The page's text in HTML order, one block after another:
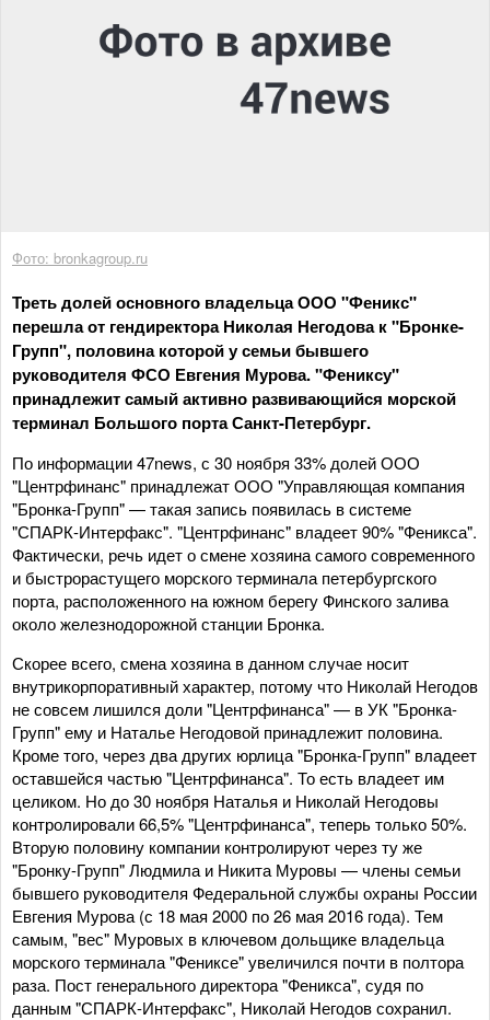
Фото: bronkagroup.ru
Треть долей основного владельца ООО "Феникс"
перешла от гендиректора Николая Негодова к "Бронке-
Групп", половина которой у семьи бывшего
руководителя ФСО Евгения Мурова. "Фениксу"
принадлежит самый активно развивающийся морской
терминал Большого порта Санкт-Петербург.
По информации 47news, с 30 ноября 33% долей ООО
"Центрфинанс" принадлежат ООО "Управляющая компания
"Бронка-Групп" — такая запись появилась в системе
"СПАРК-Интерфакс". "Центрфинанс" владеет 90% "Феникса".
Фактически, речь идет о смене хозяина самого современного
и быстрорастущего морского терминала петербургского
порта, расположенного на южном берегу Финского залива
около железнодорожной станции Бронка.
Скорее всего, смена хозяина в данном случае носит
внутрикорпоративный характер, потому что Николай Негодов
не совсем лишился доли "Центрфинанса" — в УК "Бронка-
Групп" ему и Наталье Негодовой принадлежит половина.
Кроме того, через два других юрлица "Бронка-Групп" владеет
оставшейся частью "Центрфинанса". То есть владеет им
целиком. Но до 30 ноября Наталья и Николай Негодовы
контролировали 66,5% "Центрфинанса", теперь только 50%.
Вторую половину компании контролируют через ту же
"Бронку-Групп" Людмила и Никита Муровы — члены семьи
бывшего руководителя Федеральной службы охраны России
Евгения Мурова (с 18 мая 2000 по 26 мая 2016 года). Тем
самым, "вес" Муровых в ключевом дольщике владельца
морского терминала "Фениксе" увеличился почти в полтора
раза. Пост генерального директора "Феникса", судя по
данным "СПАРК-Интерфакс", Николай Негодов сохранил.